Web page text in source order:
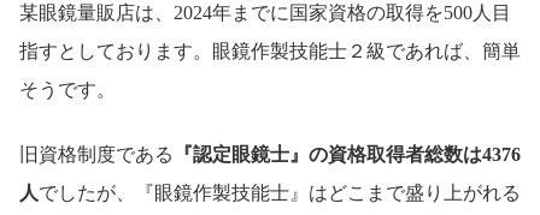
某眼鏡量販店は、2024年までに国家資格の取得を500人目
指すとしております。眼鏡作製技能士２級であれば、簡単
そうです。
旧資格制度である
『認定眼鏡士』の資格取得者総数は4376
人でしたが、『眼鏡作製技能士』はどこまで盛り上がれる